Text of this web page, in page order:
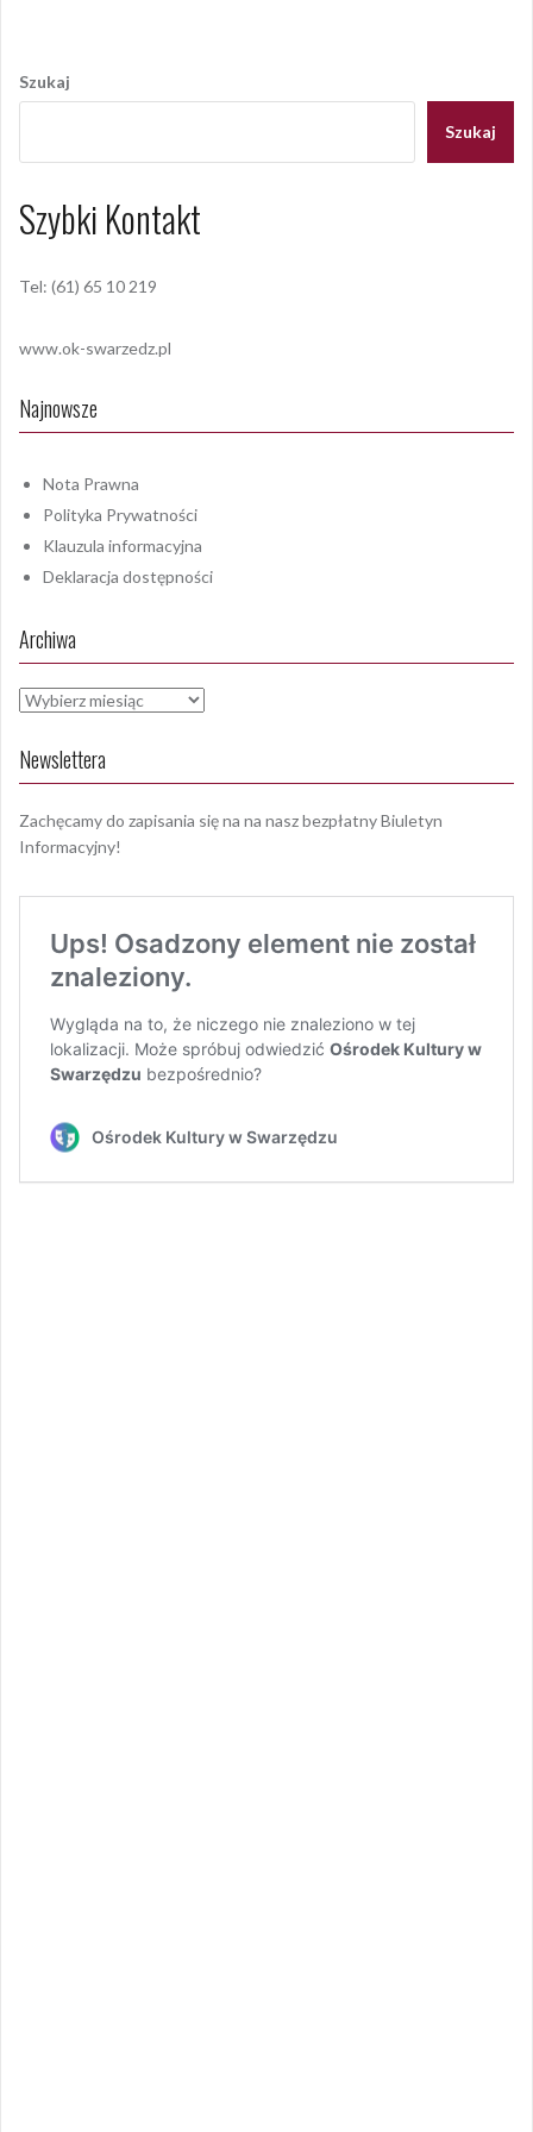
wpisu
Szukaj
Szukaj
Szybki Kontakt
Tel: (61) 65 10 219
www.ok-swarzedz.pl
Najnowsze
Nota Prawna
Polityka Prywatności
Klauzula informacyjna
Deklaracja dostępności
Archiwa
Archiwa
Newslettera
Zachęcamy do zapisania się na na nasz bezpłatny Biuletyn
Informacyjny!